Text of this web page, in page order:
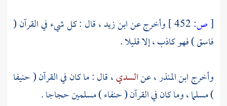
[ص: وأخرج عنابن زيد، قال : كل شيء في القرآن (
فاسق ) فهو كاذب ، إلا قليلا .
وأخرجابن المنذر، عنالسدي، قال : ما كان في القرآن ( حنيفا
) مسلما ، وما كان في القرآن ( حنفاء ) مسلمين حجاجا .